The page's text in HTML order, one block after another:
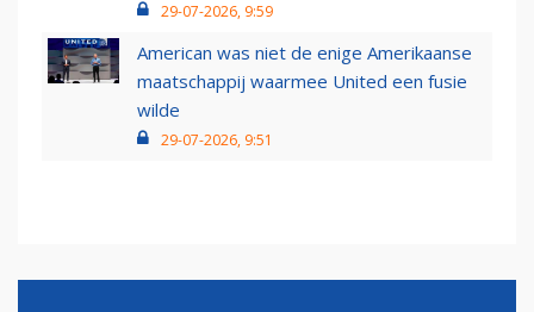
29-07-2026, 9:59
American was niet de enige Amerikaanse
maatschappij waarmee United een fusie
wilde
29-07-2026, 9:51